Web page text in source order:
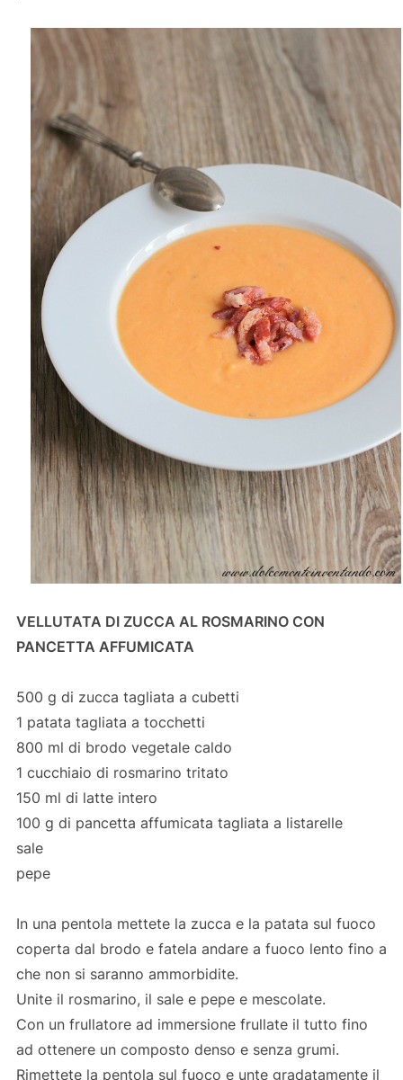
VELLUTATA DI ZUCCA AL ROSMARINO CON
PANCETTA AFFUMICATA
500 g di zucca tagliata a cubetti
1 patata tagliata a tocchetti
800 ml di brodo vegetale caldo
1 cucchiaio di rosmarino tritato
150 ml di latte intero
100 g di pancetta affumicata tagliata a listarelle
sale
pepe
In una pentola mettete la zucca e la patata sul fuoco
coperta dal brodo e fatela andare a fuoco lento fino a
che non si saranno ammorbidite.
Unite il rosmarino, il sale e pepe e mescolate.
Con un frullatore ad immersione frullate il tutto fino
ad ottenere un composto denso e senza grumi.
Rimettete la pentola sul fuoco e unte gradatamente il